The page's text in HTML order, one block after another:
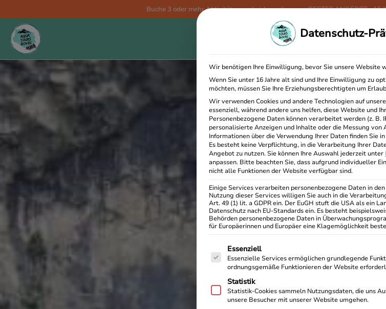
Buche 3 oder mehr Aktivitäten und sichere dir unser BESTES ANGEBOT - 15
HOME
Datenschutz-
Wir benötigen Ihre Einwilligung, bevor Sie unsere Website
Wenn Sie unter 16 Jahre alt sind und Ihre Einwilligung zu
möchten, müssen Sie Ihre Erziehungsberechtigten um
Wir verwenden Cookies und andere Technologien auf
essenziell, während andere uns helfen, diese Website und
Personenbezogene Daten können verarbeitet werden (z. B.
personalisierte Anzeigen und Inhalte oder die Messung von
Informationen über die Verwendung Ihrer Daten finden Sie
Es besteht keine Verpflichtung, in die Verarbeitung Ihrer
Angebot zu nutzen.Sie können Ihre Auswahl jederzeit unter
anpassen. Bitte beachten Sie, dass aufgrund individueller
nicht alle Funktionen der Website verfügbar sind.
Einige Services verarbeiten personenbezogene Daten in
Nutzung dieser Services willigen Sie auch in die
Art. 49 (1) lit. a GDPR ein. Der EuGH stuft die USA als ein
Datenschutz nach EU-Standards ein. Es besteht
Behörden personenbezogene Daten in
für Europäerinnen und Europäer eine Klagemöglichkeit
Es folgt eine Liste der Service-Gruppen, für
Essenziell
Essenzielle Services ermöglichen grundlegende
ordnungsgemäße Funktionieren der Website
Statistik
Statistik-Cookies sammeln Nutzungsdaten, die uns
unsere Besucher mit unserer Website umgehen.